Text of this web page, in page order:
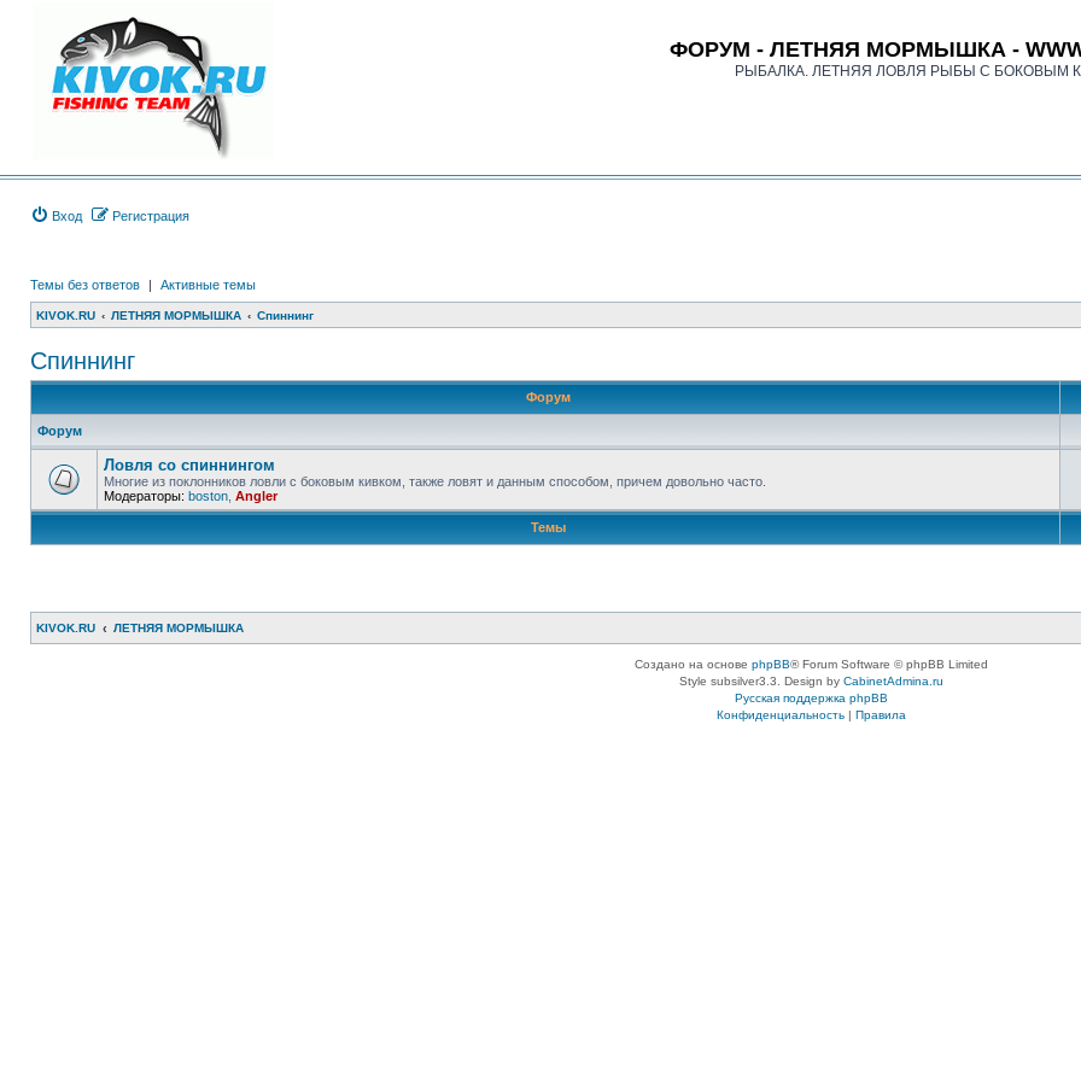
ФОРУМ - ЛЕТНЯЯ МОРМЫШКА -
РЫБАЛКА. ЛЕТНЯЯ ЛОВЛЯ РЫБЫ С БОКОВЫМ
Вход Регистрация
Темы без ответов | Активные темы
KIVOK.RU ЛЕТНЯЯ МОРМЫШКА Спиннинг
Спиннинг
Форум
Форум
Ловля со спиннингом
Многие из поклонников ловли с боковым кивком, также ловят и данным способом, причем довольно часто.
Модераторы: boston Angler
Темы
KIVOK.RU ЛЕТНЯЯ МОРМЫШКА
Создано на основе phpBB® Forum Software © phpBB Limited
Style subsilver3.3. Design by CabinetAdmina.ru
Русская поддержка phpBB
Конфиденциальность| Правила